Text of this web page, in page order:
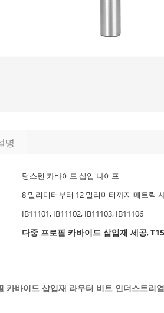
명
텅스텐 카바이드 삽입 나이프
8 밀리미터부터 12 밀리미터까지 메트릭
IB11101, IB11102, IB11103, IB11106
다중 프로필 카바이드 삽입재 세공,
카바이드 삽입재 라우터 비트 인더스트리